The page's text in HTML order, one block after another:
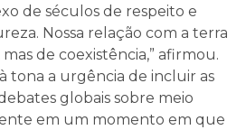
de séculos de respeito e
Nossa relação com a terra
de coexistência,” afirmou.
tona a urgência de incluir as
globais sobre meio
em um momento em que